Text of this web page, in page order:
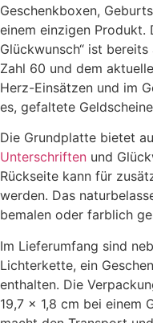
Geschenkboxen,
einem einzigen Produkt.
Glückwunsch“ ist
Zahl 60 und dem
Herz-Einsätzen und im
es, gefaltete
Die Grundplatte bietet
Unterschriften und
Rückseite kann für
werden. Das
bemalen oder farblich
Im Lieferumfang sind
Lichterkette, ein
enthalten. Die
19,7 x 1,8 cm bei einem